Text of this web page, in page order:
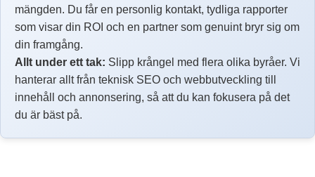
mängden. Du får en personlig kontakt, tydliga rapporter
som visar din ROI och en partner som genuint bryr sig om
din framgång.
Allt under ett tak: Slipp krångel med flera olika byråer. Vi
hanterar allt från teknisk SEO och webbutveckling till
innehåll och annonsering, så att du kan fokusera på det
du är bäst på.